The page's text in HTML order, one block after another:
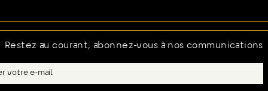
Restez au courant, abonnez-vous à nos communications